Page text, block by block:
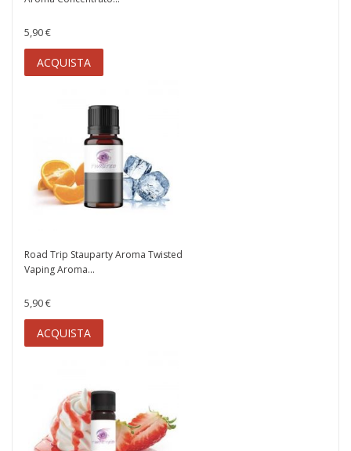
5,90 €
ACQUISTA
Road Trip Stauparty Aroma Twisted
Vaping Aroma...
5,90 €
ACQUISTA